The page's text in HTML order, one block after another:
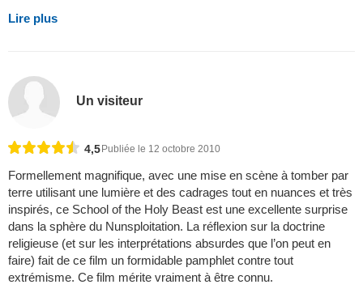
Lire plus
Un visiteur
4,5Publiée le 12 octobre 2010
Formellement magnifique, avec une mise en scène à tomber par
terre utilisant une lumière et des cadrages tout en nuances et très
inspirés, ce School of the Holy Beast est une excellente surprise
dans la sphère du Nunsploitation. La réflexion sur la doctrine
religieuse (et sur les interprétations absurdes que l’on peut en
faire) fait de ce film un formidable pamphlet contre tout
extrémisme. Ce film mérite vraiment à être connu.